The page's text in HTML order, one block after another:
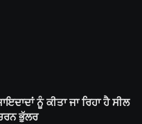
ਨੂੰ ਕੀਤਾ ਜਾ ਰਿਹਾ ਹੈ ਸੀਲ
ਭੁੱਲਰ